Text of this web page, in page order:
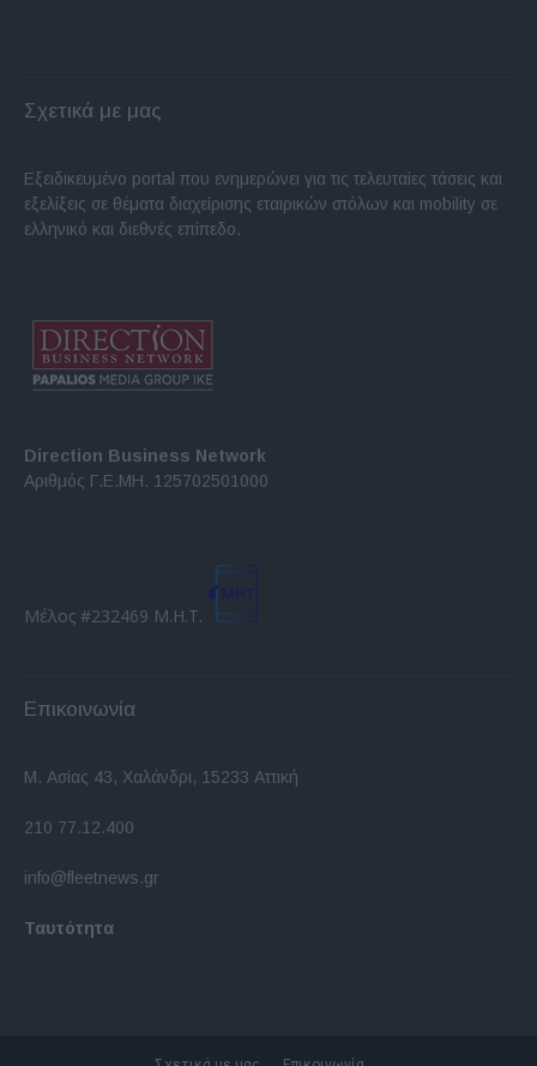
Σχετικά με μας
Εξειδικευμένο portal που ενημερώνει για τις τελευταίες τάσεις και
εξελίξεις σε θέματα διαχείρισης εταιρικών στόλων και mobility σε
ελληνικό και διεθνές επίπεδο.
Direction Business Network
Αριθμός Γ.Ε.ΜΗ. 125702501000
Μέλος #232469 Μ.Η.Τ.
Επικοινωνία
Μ. Ασίας 43, Χαλάνδρι, 15233 Αττική
210 77.12.400
info@fleetnews.gr
Ταυτότητα